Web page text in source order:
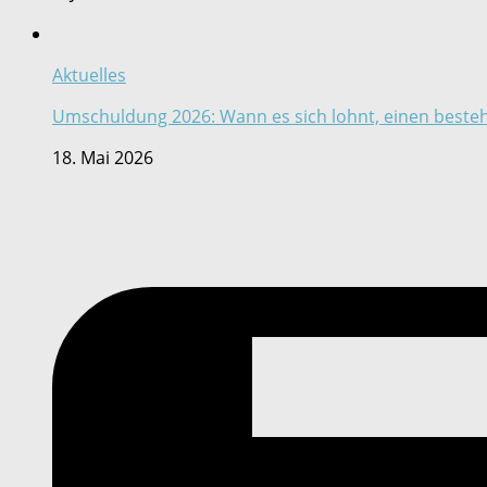
Aktuelles
Umschuldung 2026: Wann es sich lohnt, einen
18. Mai 2026